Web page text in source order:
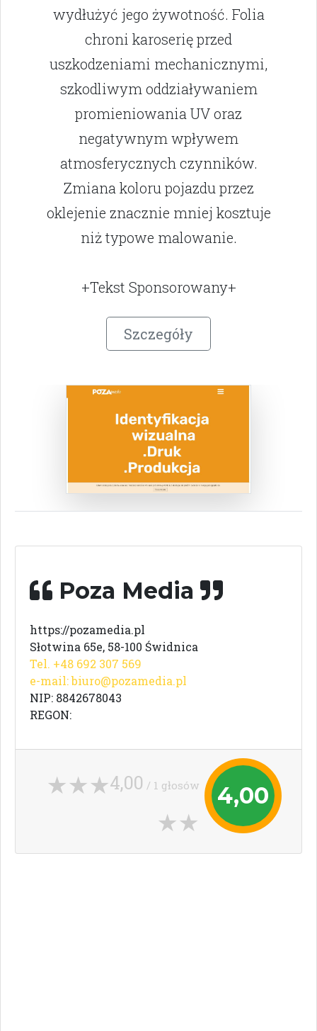
wydłużyć jego żywotność. Folia
chroni karoserię przed
uszkodzeniami mechanicznymi,
szkodliwym oddziaływaniem
promieniowania UV oraz
negatywnym wpływem
atmosferycznych czynników.
Zmiana koloru pojazdu przez
oklejenie znacznie mniej kosztuje
niż typowe malowanie.
+Tekst Sponsorowany+
Szczegóły
Poza Media
https://pozamedia.pl
Słotwina 65e, 58-100 Świdnica
Tel. +48 692 307 569
e-mail:biuro@pozamedia.pl
NIP: 8842678043
REGON:
4,00
4,00 / 1 głosów